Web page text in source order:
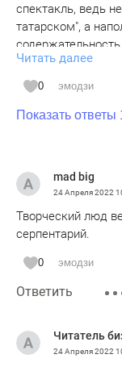
спектакль, ведь
татарском", а
деятельность во
недоверие к
актуальность и
Читать далее
0 эмодзи
Показать ответы
mad big
24 Апреля 2022
Творческий люд
серпентарий.
0 эмодзи
Ответить
Читатель
24 Апреля 2022